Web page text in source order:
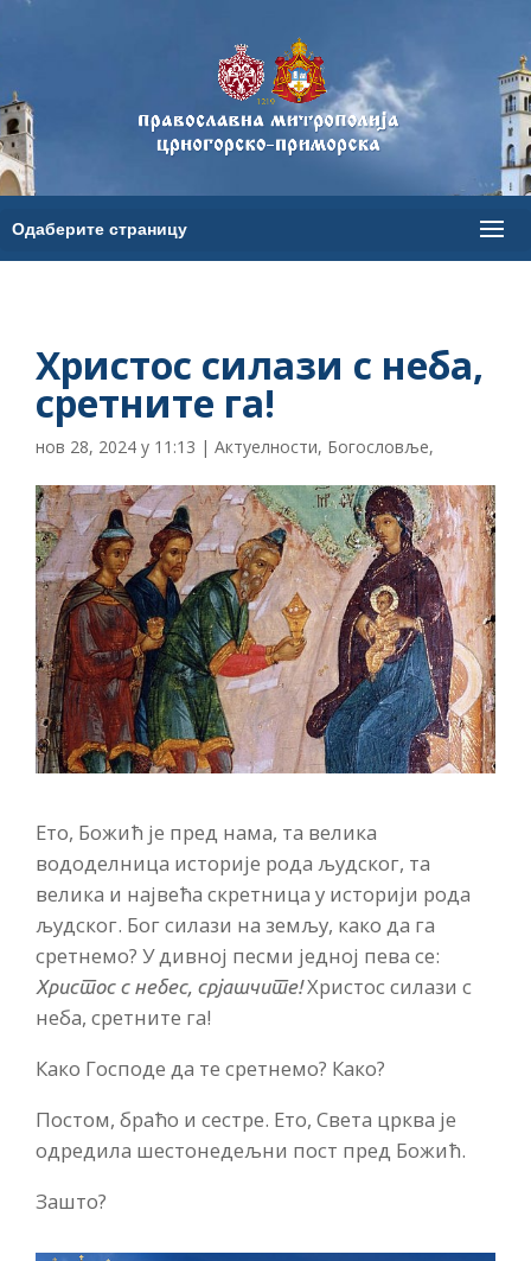
Христос силази с неба,
сретните га!
нов 28, 2024 у 11:13 | Актуелности, Богословље,
Ето, Божић је пред нама, та велика
вододелница историје рода људског, та
велика и највећа скретница у историји рода
људског. Бог силази на земљу, како да га
сретнемо? У дивној песми једној пева се:
Христос с небес, срјашчите!Христос силази с
неба, сретните га!
Како Господе да те сретнемо? Како?
Постом, браћо и сестре. Ето, Света црква је
одредила шестонедељни пост пред Божић.
Зашто?